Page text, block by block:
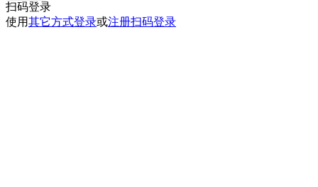
扫码登录
使用其它方式登录或注册扫码登录